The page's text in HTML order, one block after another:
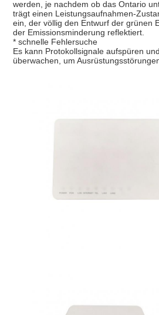
werden, je nachdem ob das Ontario
trägt einen Leistungsaufnahmen-
ein, der völlig den Entwurf der grünen
der Emissionsminderung reflektiert.
* schnelle Fehlersuche
Es kann Protokollsignale aufspüren
überwachen, um